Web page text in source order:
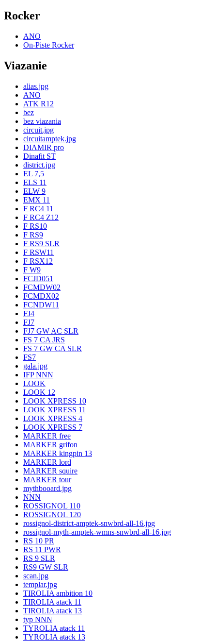
Rocker
ANO
On-Piste Rocker
Viazanie
alias.jpg
ANO
ATK R12
bez
bez viazania
circuit.jpg
circuitamptek.jpg
DIAMIR pro
Dinafit ST
district.jpg
EL 7,5
ELS 11
ELW 9
EMX 11
F RC4 11
F RC4 Z12
F RS10
F RS9
F RS9 SLR
F RSW11
F RSX12
F W9
FCJD051
FCMDW02
FCMDX02
FCNDW11
FJ4
FJ7
FJ7 GW AC SLR
FS 7 CA JRS
FS 7 GW CA SLR
FS7
gala.jpg
IFP NNN
LOOK
LOOK 12
LOOK XPRESS 10
LOOK XPRESS 11
LOOK XPRESS 4
LOOK XPRESS 7
MARKER free
MARKER grifon
MARKER kingpin 13
MARKER lord
MARKER squire
MARKER tour
mythbooard.jpg
NNN
ROSSIGNOL 110
ROSSIGNOL 120
rossignol-district-amptek-snwbrd-all-16.jpg
rossignol-myth-amptek-wmns-snwbrd-all-16.jpg
RS 10 PR
RS 11 PWR
RS 9 SLR
RS9 GW SLR
scan.jpg
templar.jpg
TIROLIA ambition 10
TIROLIA atack 11
TIROLIA atack 13
typ NNN
TYROLIA atack 11
TYROLIA atack 13